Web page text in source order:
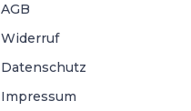
AGB
Widerruf
Datenschutz
Impressum